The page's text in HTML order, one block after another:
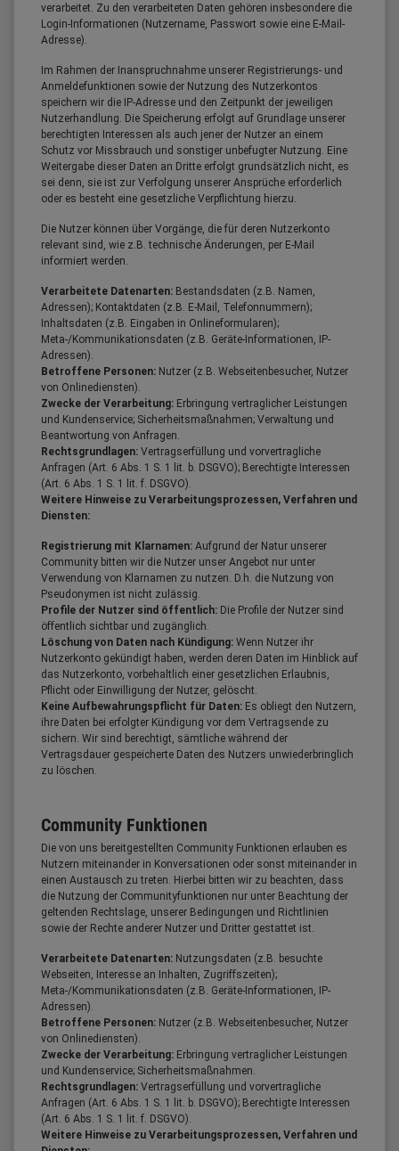
verarbeitet. Zu den verarbeiteten Daten gehören insbesondere die
Login-Informationen (Nutzername, Passwort sowie eine E-Mail-
Adresse).
Im Rahmen der Inanspruchnahme unserer Registrierungs- und
Anmeldefunktionen sowie der Nutzung des Nutzerkontos
speichern wir die IP-Adresse und den Zeitpunkt der jeweiligen
Nutzerhandlung. Die Speicherung erfolgt auf Grundlage unserer
berechtigten Interessen als auch jener der Nutzer an einem
Schutz vor Missbrauch und sonstiger unbefugter Nutzung. Eine
Weitergabe dieser Daten an Dritte erfolgt grundsätzlich nicht, es
sei denn, sie ist zur Verfolgung unserer Ansprüche erforderlich
oder es besteht eine gesetzliche Verpflichtung hierzu.
Die Nutzer können über Vorgänge, die für deren Nutzerkonto
relevant sind, wie z.B. technische Änderungen, per E-Mail
informiert werden.
Verarbeitete Datenarten: Bestandsdaten (z.B. Namen,
Adressen); Kontaktdaten (z.B. E-Mail, Telefonnummern);
Inhaltsdaten (z.B. Eingaben in Onlineformularen);
Meta-/Kommunikationsdaten (z.B. Geräte-Informationen, IP-
Adressen).
Betroffene Personen: Nutzer (z.B. Webseitenbesucher, Nutzer
von Onlinediensten).
Zwecke der Verarbeitung: Erbringung vertraglicher Leistungen
und Kundenservice; Sicherheitsmaßnahmen; Verwaltung und
Beantwortung von Anfragen.
Rechtsgrundlagen: Vertragserfüllung und vorvertragliche
Anfragen (Art. 6 Abs. 1 S. 1 lit. b. DSGVO); Berechtigte Interessen
(Art. 6 Abs. 1 S. 1 lit. f. DSGVO).
Weitere Hinweise zu Verarbeitungsprozessen, Verfahren und
Diensten:
Registrierung mit Klarnamen: Aufgrund der Natur unserer
Community bitten wir die Nutzer unser Angebot nur unter
Verwendung von Klarnamen zu nutzen. D.h. die Nutzung von
Pseudonymen ist nicht zulässig.
Profile der Nutzer sind öffentlich: Die Profile der Nutzer sind
öffentlich sichtbar und zugänglich.
Löschung von Daten nach Kündigung: Wenn Nutzer ihr
Nutzerkonto gekündigt haben, werden deren Daten im Hinblick auf
das Nutzerkonto, vorbehaltlich einer gesetzlichen Erlaubnis,
Pflicht oder Einwilligung der Nutzer, gelöscht.
Keine Aufbewahrungspflicht für Daten: Es obliegt den Nutzern,
ihre Daten bei erfolgter Kündigung vor dem Vertragsende zu
sichern. Wir sind berechtigt, sämtliche während der
Vertragsdauer gespeicherte Daten des Nutzers unwiederbringlich
zu löschen.
Community Funktionen
Die von uns bereitgestellten Community Funktionen erlauben es
Nutzern miteinander in Konversationen oder sonst miteinander in
einen Austausch zu treten. Hierbei bitten wir zu beachten, dass
die Nutzung der Communityfunktionen nur unter Beachtung der
geltenden Rechtslage, unserer Bedingungen und Richtlinien
sowie der Rechte anderer Nutzer und Dritter gestattet ist.
Verarbeitete Datenarten: Nutzungsdaten (z.B. besuchte
Webseiten, Interesse an Inhalten, Zugriffszeiten);
Meta-/Kommunikationsdaten (z.B. Geräte-Informationen, IP-
Adressen).
Betroffene Personen: Nutzer (z.B. Webseitenbesucher, Nutzer
von Onlinediensten).
Zwecke der Verarbeitung: Erbringung vertraglicher Leistungen
und Kundenservice; Sicherheitsmaßnahmen.
Rechtsgrundlagen: Vertragserfüllung und vorvertragliche
Anfragen (Art. 6 Abs. 1 S. 1 lit. b. DSGVO); Berechtigte Interessen
(Art. 6 Abs. 1 S. 1 lit. f. DSGVO).
Weitere Hinweise zu Verarbeitungsprozessen, Verfahren und